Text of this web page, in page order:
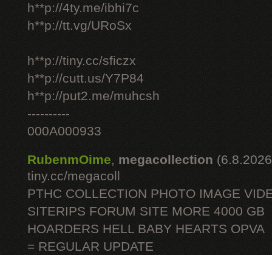
h**p://4ty.me/ibhi7c
h**p://tt.vg/URoSx
h**p://tiny.cc/sficzx
h**p://cutt.us/Y7P84
h**p://put2.me/muhcsh
----------
000A000933
RubenmOime, megacollection
tiny.cc/megacoll
PTHC COLLECTION PHOTO IMAGE
SITERIPS FORUM SITE MORE 4000 GB
HOARDERS HELL BABY HEARTS OPVA
= REGULAR UPDATE